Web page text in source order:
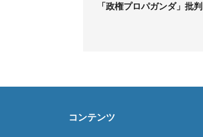
「政権プロパガンダ」批判
コンテンツ